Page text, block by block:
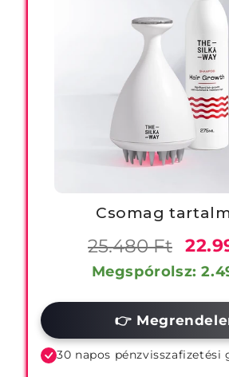
Csomag
-1X Vörös
Masszírozó
-1X Hajhullás
Sampon
25.480 Ft
Megspórolsz:
👉
30 napos pénzvisszafizetési